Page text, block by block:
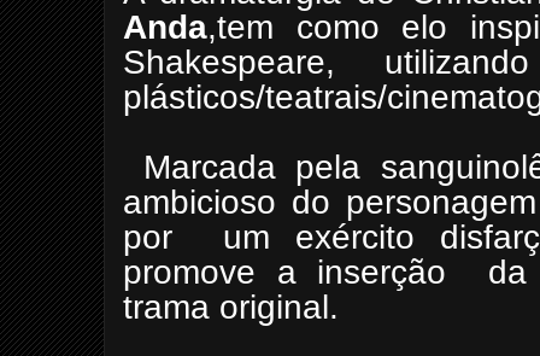
Anda,tem como elo
Shakespeare,
plásticos/teatrais/
Marcada pela
ambicioso do
por um exército
promove a inserção da
trama original.